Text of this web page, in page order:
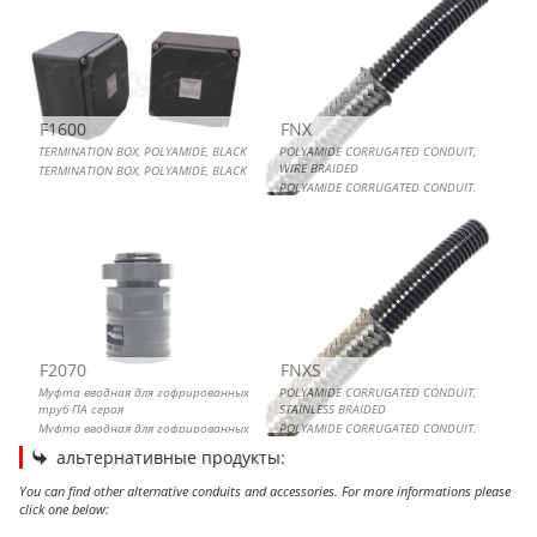
F1600
TERMINATION BOX, POLYAMIDE, BLACK
TERMINATION BOX, POLYAMIDE, BLACK
FNX
POLYAMIDE CORRUGATED CONDUIT,
WIRE BRAIDED
POLYAMIDE CORRUGATED CONDUIT,
F2070
Муфта вводная для гофрированных
труб ПА серая
Муфта вводная для гофрированных
FNXS
POLYAMIDE CORRUGATED CONDUIT,
STAINLESS BRAIDED
POLYAMIDE CORRUGATED CONDUIT,
альтернативные продукты:
You can find other alternative conduits and accessories. For more informations please
click one below: